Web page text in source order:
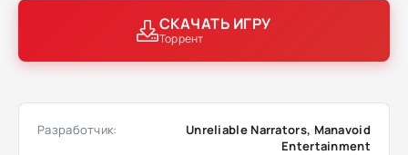
СКАЧАТЬ ИГРУ
Торрент
Разработчик:
Unreliable Narrators, Manavoid
Entertainment